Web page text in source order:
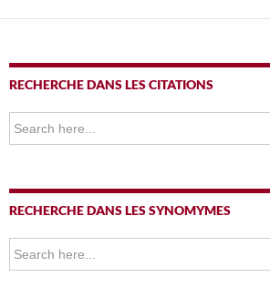
articles
RECHERCHE DANS LES CITATIONS
Search
for:
RECHERCHE DANS LES SYNOMYMES
Search
for: